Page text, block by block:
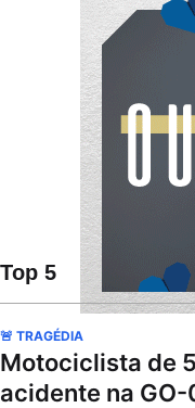
Top 5
🚨 TRAGÉDIA
Motociclista de
acidente na